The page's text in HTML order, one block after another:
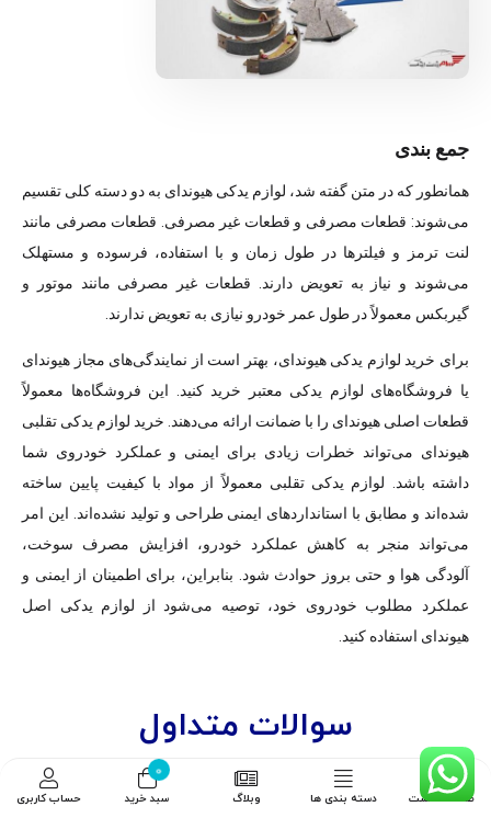
جمع بندی
همانطور که در متن گفته شد، لوازم یدکی هیوندای به دو دسته کلی تقسیم
می‌شوند: قطعات مصرفی و قطعات غیر مصرفی. قطعات مصرفی مانند
لنت ترمز و فیلترها در طول زمان و با استفاده، فرسوده و مستهلک
می‌شوند و نیاز به تعویض دارند. قطعات غیر مصرفی مانند موتور و
گیربکس معمولاً در طول عمر خودرو نیازی به تعویض ندارند.
برای خرید لوازم یدکی هیوندای، بهتر است از نمایندگی‌های مجاز هیوندای
یا فروشگاه‌های لوازم یدکی معتبر خرید کنید. این فروشگاه‌ها معمولاً
قطعات اصلی هیوندای را با ضمانت ارائه می‌دهند. خرید لوازم یدکی تقلبی
هیوندای می‌تواند خطرات زیادی برای ایمنی و عملکرد خودروی شما
داشته باشد. لوازم یدکی تقلبی معمولاً از مواد با کیفیت پایین ساخته
شده‌اند و مطابق با استانداردهای ایمنی طراحی و تولید نشده‌اند. این امر
می‌تواند منجر به کاهش عملکرد خودرو، افزایش مصرف سوخت،
آلودگی هوا و حتی بروز حوادث شود. بنابراین، برای اطمینان از ایمنی و
عملکرد مطلوب خودروی خود، توصیه می‌شود از لوازم یدکی اصل
هیوندای استفاده کنید.
سوالات متداول
صفحه نخست دسته بندی ها وبلاگ
0
سبد خرید حساب کاربری